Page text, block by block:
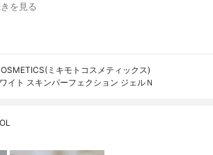
を見る
ミキモトコスメティックス)
イト スキンパーフェクション ジェルＮ